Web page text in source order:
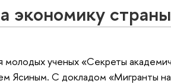
экономику
ученых «Секреты
Ясиным. С докладом «Мигранты